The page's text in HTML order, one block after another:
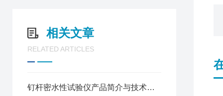
相关文章
RELATED ARTICLES
钉杆密水性试验仪产品简介与技术参数